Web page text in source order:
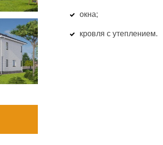
окна;
кровля с утеплением.